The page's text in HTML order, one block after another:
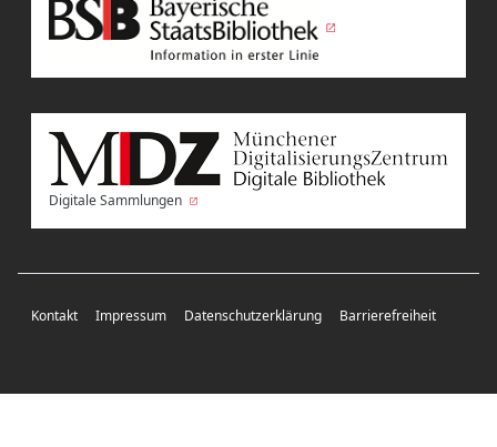
Digitale Sammlungen
Kontakt Impressum Datenschutzerklärung Barrierefreiheit